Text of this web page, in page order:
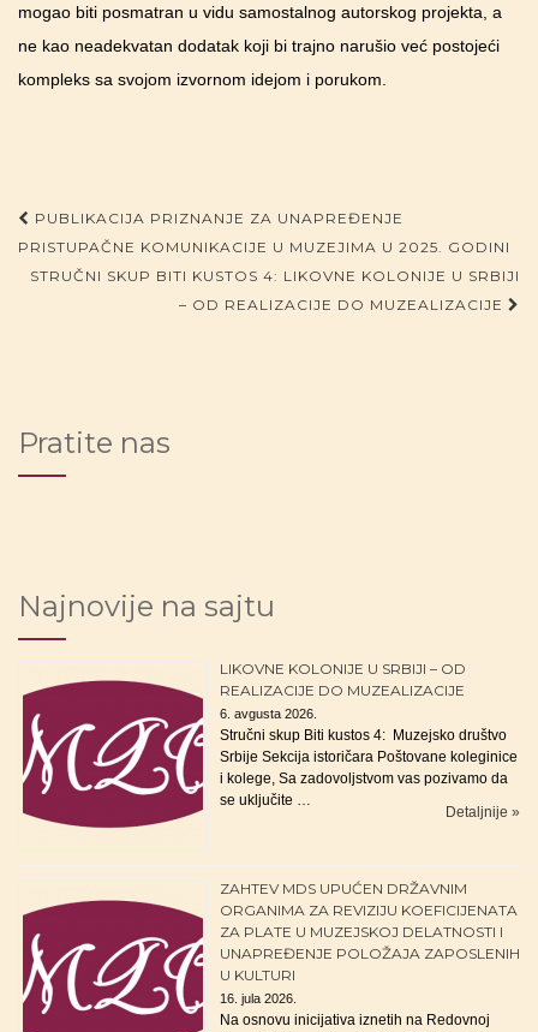
mogao biti posmatran u vidu samostalnog autorskog projekta, a
ne kao neadekvatan dodatak koji bi trajno narušio već postojeći
kompleks sa svojom izvornom idejom i porukom.
Post navigation
PUBLIKACIJA PRIZNANJE ZA UNAPREĐENJE
PRISTUPAČNE KOMUNIKACIJE U MUZEJIMA U 2025. GODINI
STRUČNI SKUP BITI KUSTOS 4: LIKOVNE KOLONIJE U SRBIJI
– OD REALIZACIJE DO MUZEALIZACIJE
Pratite nas
Najnovije na sajtu
LIKOVNE KOLONIJE U SRBIJI – OD
REALIZACIJE DO MUZEALIZACIJE
6. avgusta 2026.
Stručni skup Biti kustos 4: Muzejsko društvo
Srbije Sekcija istoričara Poštovane koleginice
i kolege, Sa zadovoljstvom vas pozivamo da
se uključite …
Detaljnije »
ZAHTEV MDS UPUĆEN DRŽAVNIM
ORGANIMA ZA REVIZIJU KOEFICIJENATA
ZA PLATE U MUZEJSKOJ DELATNOSTI I
UNAPREĐENJE POLOŽAJA ZAPOSLENIH
U KULTURI
16. jula 2026.
Na osnovu inicijativa iznetih na Redovnoj